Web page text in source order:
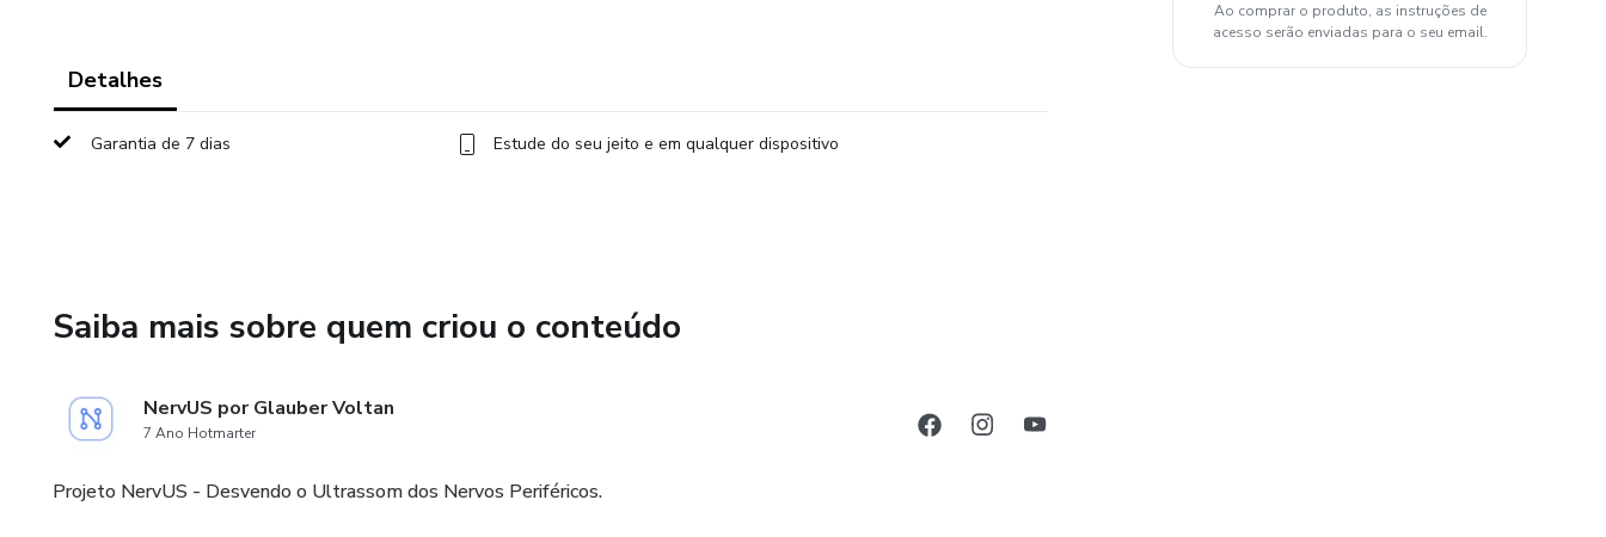
Detalhes
Garantia de 7 dias Estude do seu jeito e em qualquer dispositivo
Saiba mais sobre quem criou o conteúdo
NervUS por Glauber Voltan
7 Ano Hotmarter
Projeto NervUS - Desvendo o Ultrassom dos Nervos Periféricos.
Ao comprar o produto, as instruções de
acesso serão enviadas para o seu email.